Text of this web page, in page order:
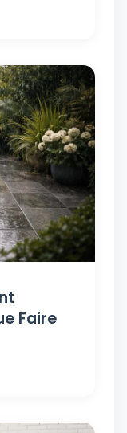
Faire